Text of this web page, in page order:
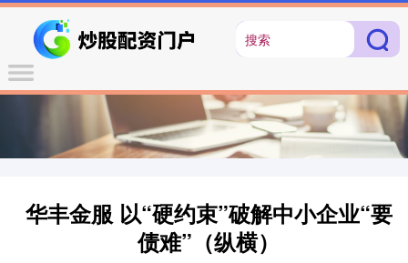
华丰金服 以“硬约束”破解中小企业“要
债难”（纵横）